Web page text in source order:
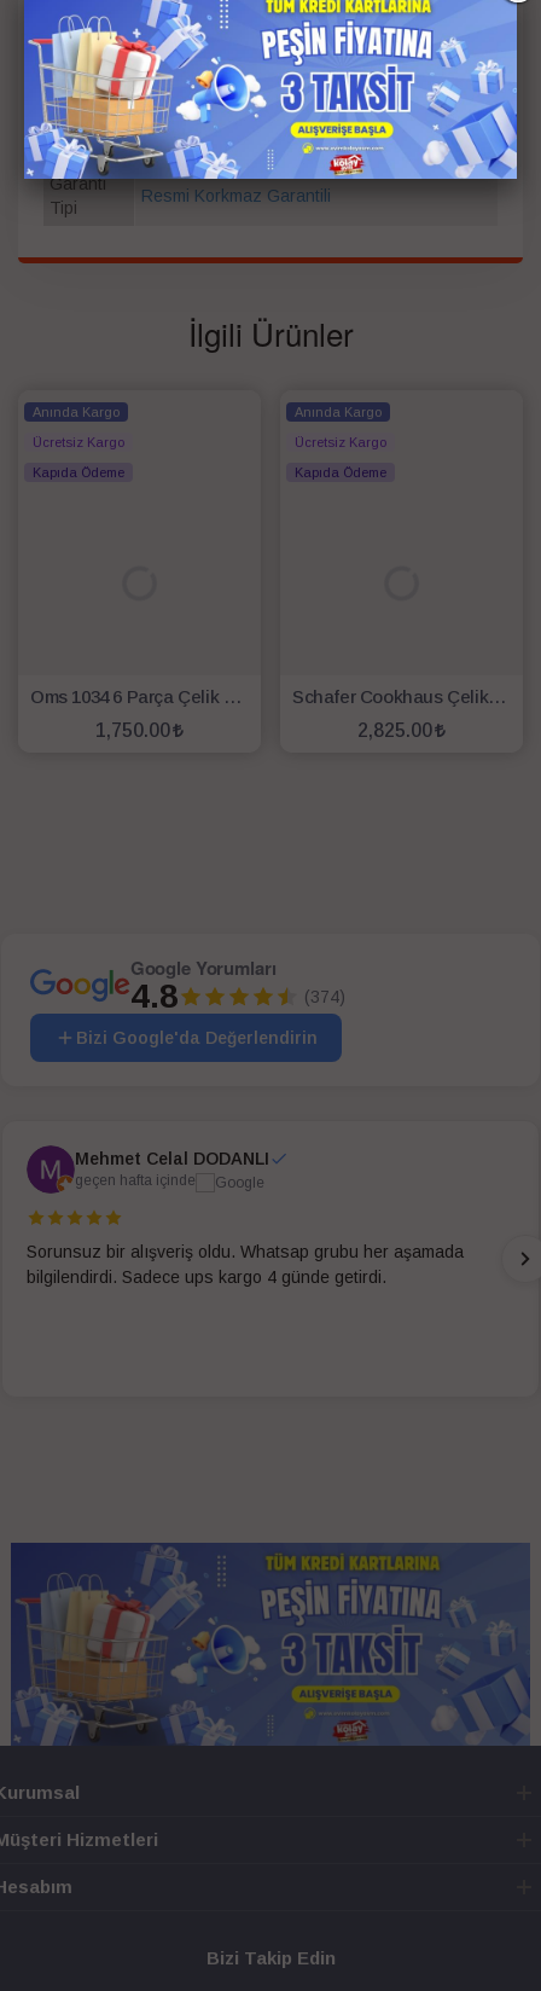
Ölçü
Bilgisi
18 cm,20 cm 22 cm
Garanti
Süresi
(Yıl)
2
Garanti
Tipi
Resmi Korkmaz Garantili
İlgili Ürünler
Anında Kargo
Ücretsiz Kargo
Kapıda Ödeme
Oms 1034 6 Parça Çelik Sahan Seti Kırmızı
1,750.00
Anında Kargo
Ücretsiz Kargo
Kapıda Ödeme
Schafer Cookhaus Çelik Sahan Seti-6 Parça-Gümüş
2,825.00
Google Yorumları
4.8 (374)
Bizi Google'da Değerlendirin
Mehmet Celal DODANLI
geçen hafta içinde
Sorunsuz bir alışveriş oldu. Whatsap grubu her aşamada
bilgilendirdi. Sadece ups kargo 4 günde getirdi.
Hizmetleri
Bizi Takip Edin